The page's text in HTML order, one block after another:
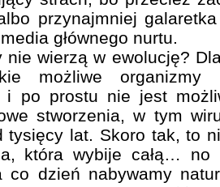
przynajmniej
głównego nurtu.
nie wierzą w ewolucję?
możliwe organizmy
i po prostu nie jest
stworzenia, w tym
tysięcy lat. Skoro tak, to
która wybije całą… no
dzień nabywamy